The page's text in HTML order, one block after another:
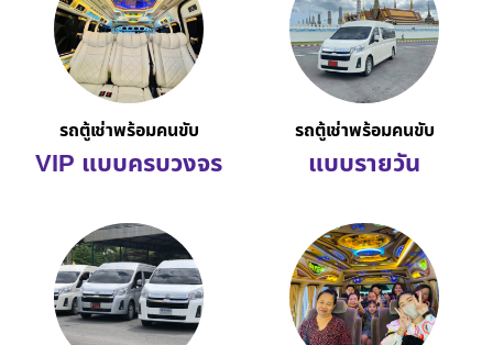
รถตู้เช่าพร้อมคนขับ
VIP แบบครบวงจร
รถตู้เช่าพร้อมคนขับ
แบบรายวัน